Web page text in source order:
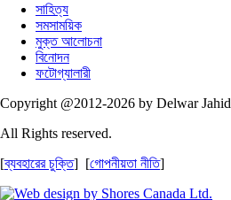
সাহিত্য
সমসাময়িক
মুক্ত আলোচনা
বিনোদন
ফটোগ্যালারী
Copyright @2012-2026 by Delwar Jahid
All Rights reserved.
[ব্যবহারের চুক্তি] [গোপনীয়তা নীতি]